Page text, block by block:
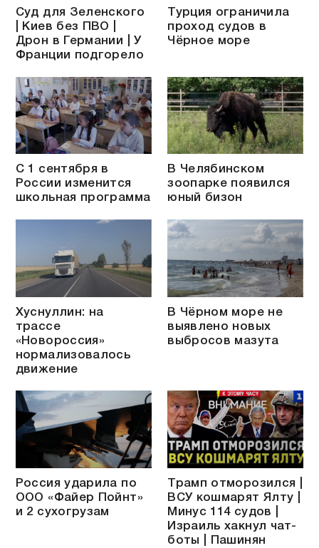
Суд для Зеленского
| Киев без ПВО |
Дрон в Германии | У
Франции подгорело
Турция ограничила
проход судов в
Чёрное море
С 1 сентября в
России изменится
школьная программа
В Челябинском
зоопарке появился
юный бизон
Хуснуллин: на
трассе
«Новороссия»
нормализовалось
движение
В Чёрном море не
выявлено новых
выбросов мазута
Россия ударила по
ООО «Файер Пойнт»
и 2 сухогрузам
Трамп отморозился |
ВСУ кошмарят Ялту |
Минус 114 судов |
Израиль хакнул чат-
боты | Пашинян